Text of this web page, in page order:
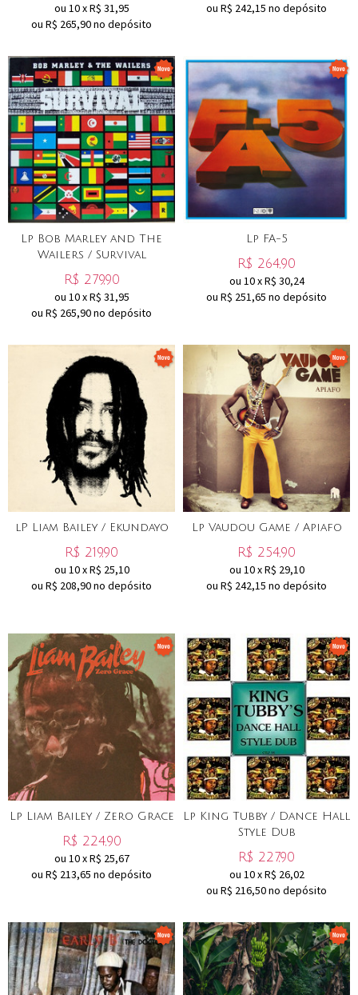
ou 10xR$ 31,95
ou R$ 265,90no depósito
ou R$ 242,15 no depósito
Lp Bob Marley and The
Wailers / Survival
R$ 279,90
ou 10xR$ 31,95
ou R$ 265,90no depósito
Lp FA-5
R$ 264,90
ou 10xR$ 30,24
ou R$ 251,65 no depósito
lP Liam Bailey / Ekundayo
R$ 219,90
ou 10xR$ 25,10
ou R$ 208,90no depósito
Lp Vaudou Game / Apiafo
R$ 254,90
ou 10xR$ 29,10
ou R$ 242,15 no depósito
Lp Liam Bailey / Zero Grace
R$ 224,90
ou 10xR$ 25,67
ou R$ 213,65 no depósito
Lp King Tubby / Dance Hall
Style Dub
R$ 227,90
ou 10xR$ 26,02
ou R$ 216,50no depósito